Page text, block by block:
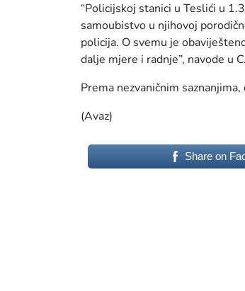
“Policijskoj stanici u Teslići u
samoubistvo u njihovoj
policija. O svemu je
dalje mjere i radnje”, navode u
Prema nezvaničnim
(Avaz)
Share on